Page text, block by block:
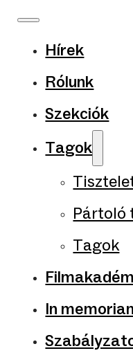
Hírek
Rólunk
Szekciók
Tagok
Pártoló
Tagok
In